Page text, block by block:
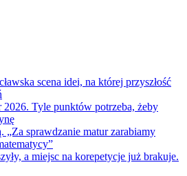
scena idei, na której przyszłość
Tyle punktów potrzeba, żeby
„Za sprawdzanie matur zarabiamy
a miejsc na korepetycje już brakuje.